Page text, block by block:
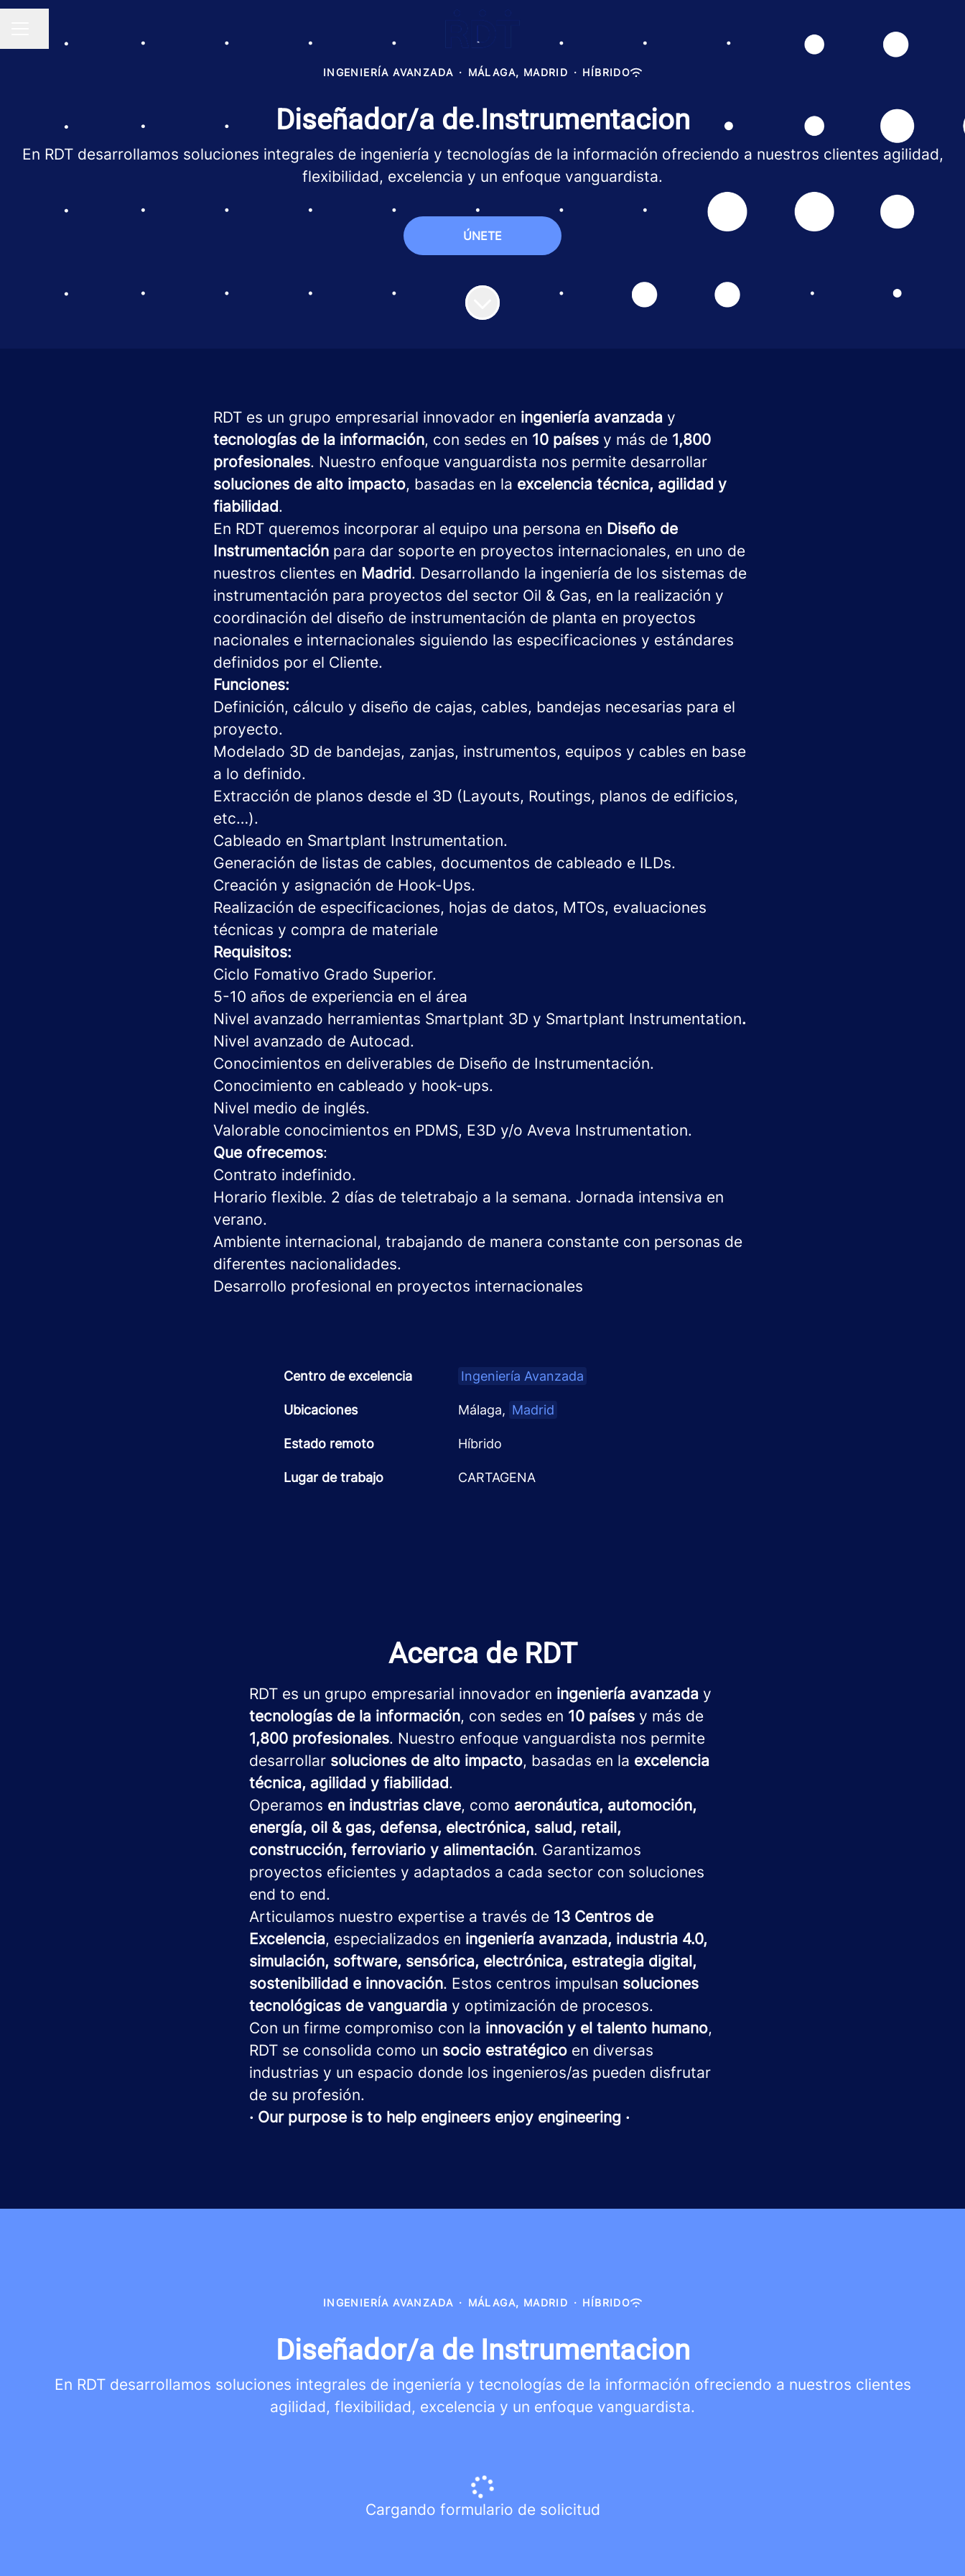
INGENIERÍA AVANZADA · MÁLAGA, MADRID · HÍBRIDO
Diseñador/a de Instrumentacion
En RDT desarrollamos soluciones integrales de ingeniería y tecnologías de la información ofreciendo a nuestros clientes agilidad,
flexibilidad, excelencia y un enfoque vanguardista.
ÚNETE
RDT es un grupo empresarial innovador en ingeniería avanzada y
tecnologías de la información, con sedes en 10 países y más de 1,800
profesionales. Nuestro enfoque vanguardista nos permite desarrollar
soluciones de alto impacto, basadas en la excelencia técnica, agilidad y
fiabilidad.
En RDT queremos incorporar al equipo una persona en Diseño de
Instrumentación para dar soporte en proyectos internacionales, en uno de
nuestros clientes en Madrid. Desarrollando la ingeniería de los sistemas de
instrumentación para proyectos del sector Oil & Gas, en la realización y
coordinación del diseño de instrumentación de planta en proyectos
nacionales e internacionales siguiendo las especificaciones y estándares
definidos por el Cliente.
Funciones:
Definición, cálculo y diseño de cajas, cables, bandejas necesarias para el
proyecto.
Modelado 3D de bandejas, zanjas, instrumentos, equipos y cables en base
a lo definido.
Extracción de planos desde el 3D (Layouts, Routings, planos de edificios,
etc…).
Cableado en Smartplant Instrumentation.
Generación de listas de cables, documentos de cableado e ILDs.
Creación y asignación de Hook-Ups.
Realización de especificaciones, hojas de datos, MTOs, evaluaciones
técnicas y compra de materiale
Requisitos:
Ciclo Fomativo Grado Superior.
5-10 años de experiencia en el área
Nivel avanzado herramientas Smartplant 3D y Smartplant Instrumentation.
Nivel avanzado de Autocad.
Conocimientos en deliverables de Diseño de Instrumentación.
Conocimiento en cableado y hook-ups.
Nivel medio de inglés.
Valorable conocimientos en PDMS, E3D y/o Aveva Instrumentation.
Que ofrecemos:
Contrato indefinido.
Horario flexible. 2 días de teletrabajo a la semana. Jornada intensiva en
verano.
Ambiente internacional, trabajando de manera constante con personas de
diferentes nacionalidades.
Desarrollo profesional en proyectos internacionales
Centro de excelencia Ingeniería Avanzada
Ubicaciones Málaga, Madrid
Estado remoto Híbrido
Lugar de trabajo CARTAGENA
Acerca de RDT
RDT es un grupo empresarial innovador en ingeniería avanzada y
tecnologías de la información, con sedes en 10 países y más de
1,800 profesionales. Nuestro enfoque vanguardista nos permite
desarrollar soluciones de alto impacto, basadas en la excelencia
técnica, agilidad y fiabilidad.
Operamos en industrias clave, como aeronáutica, automoción,
energía, oil & gas, defensa, electrónica, salud, retail,
construcción, ferroviario y alimentación. Garantizamos
proyectos eficientes y adaptados a cada sector con soluciones
end to end.
Articulamos nuestro expertise a través de 13 Centros de
Excelencia, especializados en ingeniería avanzada, industria 4.0,
simulación, software, sensórica, electrónica, estrategia digital,
sostenibilidad e innovación. Estos centros impulsan soluciones
tecnológicas de vanguardia y optimización de procesos.
Con un firme compromiso con la innovación y el talento humano,
RDT se consolida como un socio estratégico en diversas
industrias y un espacio donde los ingenieros/as pueden disfrutar
de su profesión.
· Our purpose is to help engineers enjoy engineering ·
INGENIERÍA AVANZADA · MÁLAGA, MADRID · HÍBRIDO
Diseñador/a de Instrumentacion
En RDT desarrollamos soluciones integrales de ingeniería y tecnologías de la información ofreciendo a nuestros clientes
agilidad, flexibilidad, excelencia y un enfoque vanguardista.
Cargando formulario de solicitud